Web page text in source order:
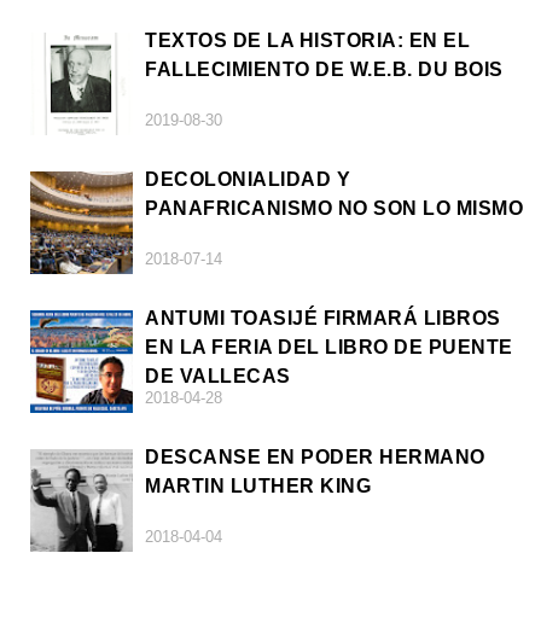
TEXTOS DE LA HISTORIA: EN EL
FALLECIMIENTO DE W.E.B. DU BOIS
2019-08-30
DECOLONIALIDAD Y
PANAFRICANISMO NO SON LO MISMO
2018-07-14
ANTUMI TOASIJÉ FIRMARÁ LIBROS
EN LA FERIA DEL LIBRO DE PUENTE
DE VALLECAS
2018-04-28
DESCANSE EN PODER HERMANO
MARTIN LUTHER KING
2018-04-04